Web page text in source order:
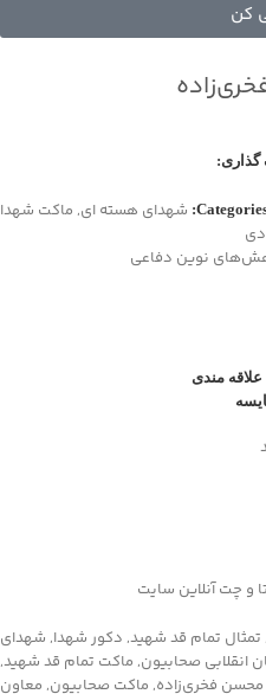
کن
گذاری:
شهدای هسته ای, ماکت شهدا
نوین دفاعی
علاقه مندی
و چت آنلاین سایت
, تمثال تمام قد شهید, دکور شهدا, شهدای
انقلابی صحابیون, ماکت تمام قد شهید,
فخری‌زاده, ماکت صحابیون, معاون